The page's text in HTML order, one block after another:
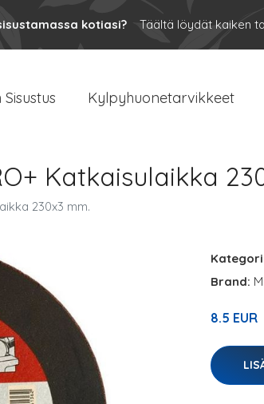
kotiasi? Täältä löydät kaiken
Kylpyhuonetarvikkeet
Katkaisulaikka
230x3 mm.
Brand:
8.5 EUR